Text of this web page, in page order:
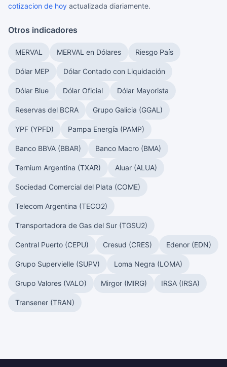
cotizacion de hoy actualizada diariamente.
Otros indicadores
MERVAL MERVAL en Dólares Riesgo País
Dólar MEP Dólar Contado con Liquidación
Dólar Blue Dólar Oficial Dólar Mayorista
Reservas del BCRA Grupo Galicia (GGAL)
YPF (YPFD) Pampa Energía (PAMP)
Banco BBVA (BBAR) Banco Macro (BMA)
Ternium Argentina (TXAR) Aluar (ALUA)
Sociedad Comercial del Plata (COME)
Telecom Argentina (TECO2)
Transportadora de Gas del Sur (TGSU2)
Central Puerto (CEPU) Cresud (CRES) Edenor (EDN)
Grupo Supervielle (SUPV) Loma Negra (LOMA)
Grupo Valores (VALO) Mirgor (MIRG) IRSA (IRSA)
Transener (TRAN)